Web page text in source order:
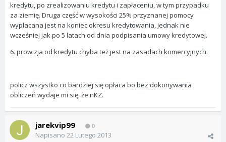
kredytu, po zrealizowaniu kredytu i zapłaceniu, w tym przypadku
za ziemię. Druga część w wysokości 25% przyznanej pomocy
wypłacana jest na koniec okresu kredytowania, jednak nie
wcześniej jak po 5 latach od dnia podpisania umowy kredytowej.
6. prowizja od kredytu chyba też jest na zasadach komercyjnych.
policz wszystko co bardziej się opłaca bo bez dokonywania
obliczeń wydaje mi się, że nKZ.
jarekvip99 0
Napisano 22 Lutego 2013